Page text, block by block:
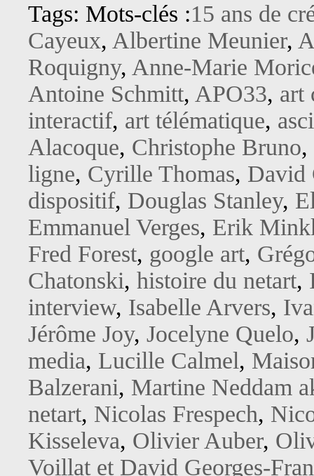
Tags: Mots-clés :15 ans de
Cayeux, Albertine Meunier,
Roquigny, Anne-Marie
Antoine Schmitt, APO33, art
interactif, art télématique,
Alacoque, Christophe Bruno,
ligne, Cyrille Thomas, David
dispositif, Douglas Stanley,
Emmanuel Verges, Erik
Fred Forest, google art,
Chatonski, histoire du netart,
interview, Isabelle Arvers,
Jérôme Joy, Jocelyne Quelo,
media, Lucille Calmel,
Balzerani, Martine Neddam
netart, Nicolas Frespech,
Kisseleva, Olivier Auber,
Voillat et David Georges-